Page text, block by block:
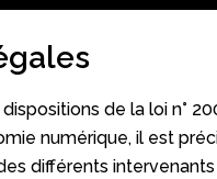
menu
de la loi n°
numérique, il est
différents